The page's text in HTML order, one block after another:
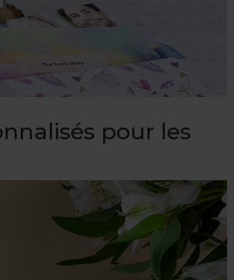
pour les